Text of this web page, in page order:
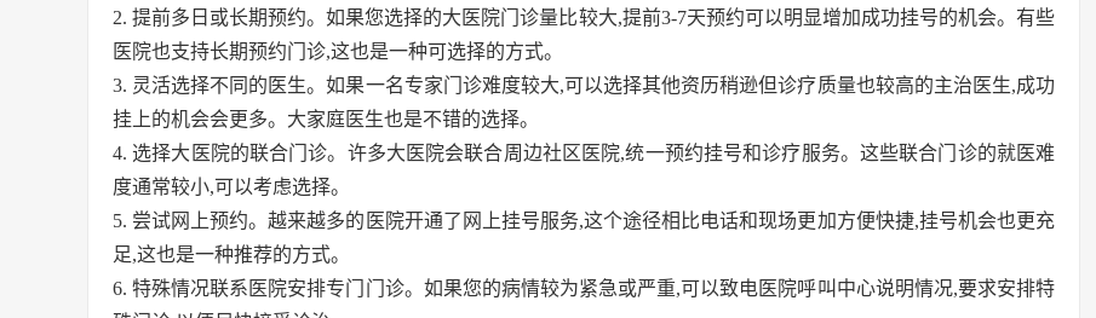
2. 提前多日或长期预约。如果您选择的大医院门诊量比较大,提前3-7天预约可以明显增加成功挂号的机会。有些
医院也支持长期预约门诊,这也是一种可选择的方式。
3. 灵活选择不同的医生。如果一名专家门诊难度较大,可以选择其他资历稍逊但诊疗质量也较高的主治医生,成功
挂上的机会会更多。大家庭医生也是不错的选择。
4. 选择大医院的联合门诊。许多大医院会联合周边社区医院,统一预约挂号和诊疗服务。这些联合门诊的就医难
度通常较小,可以考虑选择。
5. 尝试网上预约。越来越多的医院开通了网上挂号服务,这个途径相比电话和现场更加方便快捷,挂号机会也更充
足,这也是一种推荐的方式。
6. 特殊情况联系医院安排专门门诊。如果您的病情较为紧急或严重,可以致电医院呼叫中心说明情况,要求安排特